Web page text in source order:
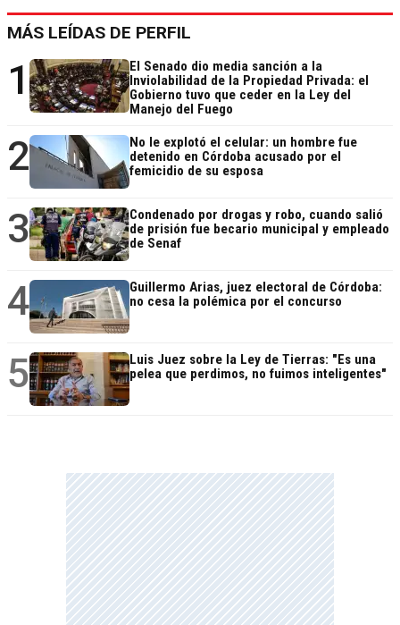
MÁS LEÍDAS DE PERFIL
1
El Senado dio media sanción a la
Inviolabilidad de la Propiedad Privada: el
Gobierno tuvo que ceder en la Ley del
Manejo del Fuego
2
No le explotó el celular: un hombre fue
detenido en Córdoba acusado por el
femicidio de su esposa
3
Condenado por drogas y robo, cuando salió
de prisión fue becario municipal y empleado
de Senaf
4
Guillermo Arias, juez electoral de Córdoba:
no cesa la polémica por el concurso
5
Luis Juez sobre la Ley de Tierras: "Es una
pelea que perdimos, no fuimos inteligentes"